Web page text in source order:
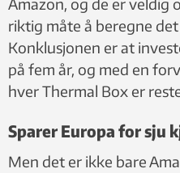
Amazon, og de er veldig
riktig måte å beregne
Konklusjonen er at
på fem år, og med en
hver Thermal Box er
Sparer Europa for sju
Men det er ikke bare